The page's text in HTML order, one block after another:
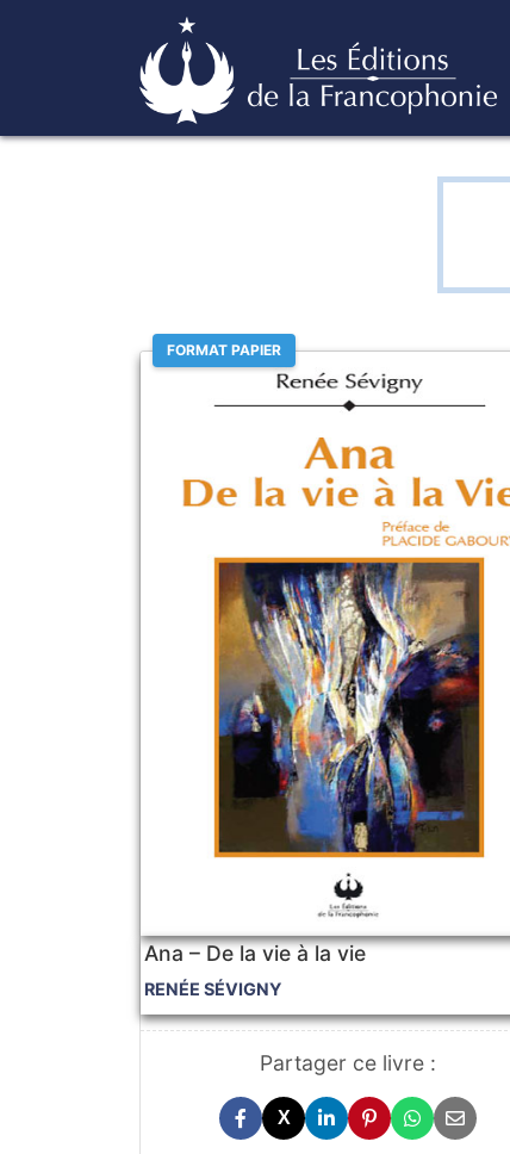
Skip
Éditions de la francophonie
FORMAT PAPIER
Ana – De la vie à la vie
RENÉE SÉVIGNY
Partager ce livre :
X